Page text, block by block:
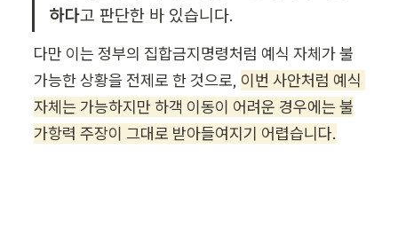
하다고 판단한 바 있습니다.
다만 이는 정부의 집합금지명령처럼 예식 자체가 불
가능한 상황을 전제로 한 것으로, 이번 사안처럼 예식
자체는 가능하지만 하객 이동이 어려운 경우에는 불
가항력 주장이 그대로 받아들여지기 어렵습니다.